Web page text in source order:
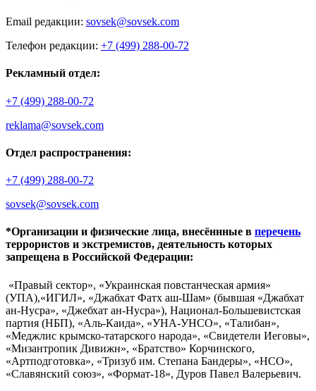
Email редакции: sovsek@sovsek.com
Телефон редакции: +7 (499) 288-00-72
Рекламный отдел:
+7 (499) 288-00-72
reklama@sovsek.com
Отдел распространения:
+7 (499) 288-00-72
sovsek@sovsek.com
*Организации и физические лица, внесённные в перечень
террористов и экстремистов, деятельность которых
запрещена в Российской Федерации:
«Правый сектор», «Украинская повстанческая армия»
(УПА),«ИГИЛ», «Джабхат Фатх аш-Шам» (бывшая «Джабхат
ан-Нусра», «Джебхат ан-Нусра»), Национал-Большевистская
партия (НБП), «Аль-Каида», «УНА-УНСО», «Талибан»,
«Меджлис крымско-татарского народа», «Свидетели Иеговы»,
«Мизантропик Дивижн», «Братство» Корчинского,
«Артподготовка», «Тризуб им. Степана Бандеры», «НСО»,
«Славянский союз», «Формат-18», Дуров Павел Валерьевич.